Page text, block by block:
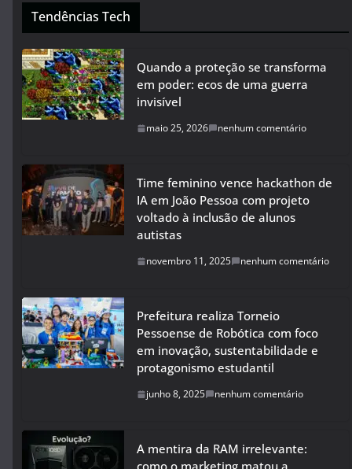
Tendências Tech
Quando a proteção se transforma
em poder: ecos de uma guerra
invisível
maio 25, 2026 nenhum comentário
Time feminino vence hackathon de
IA em João Pessoa com projeto
voltado à inclusão de alunos
autistas
novembro 11, 2025 nenhum comentário
Prefeitura realiza Torneio
Pessoense de Robótica com foco
em inovação, sustentabilidade e
protagonismo estudantil
junho 8, 2025 nenhum comentário
A mentira da RAM irrelevante: